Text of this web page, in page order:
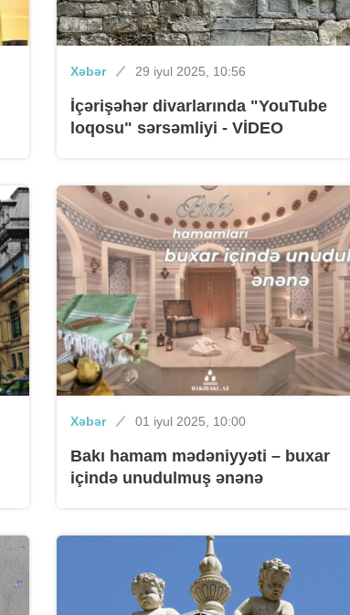
Xəbər 29 iyul 2025, 10:56
İçərişəhər divarlarında "YouTube
loqosu" sərsəmliyi - VİDEO
Xəbər 01 iyul 2025, 10:00
Bakı hamam mədəniyyəti – buxar
içində unudulmuş ənənə